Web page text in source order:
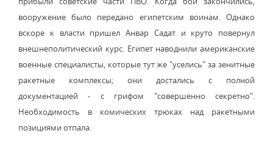
вооружение было передано египетским воинам. Однако
вскоре к власти пришел Анвар Садат и круто повернул
внешнеполитический курс. Египет наводнили американские
военные специалисты, которые тут же "уселись" за зенитные
ракетные комплексы; они достались с полной
документацией - с грифом "совершенно секретно".
Необходимость в комических трюках над ракетными
позициями отпала.